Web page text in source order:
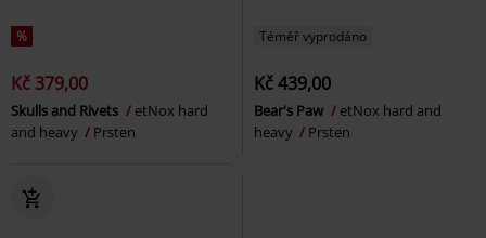
%
Kč 379,00
Skulls and Rivets
etNox hard
and heavy
Prsten
Téměř vyprodáno
Kč 439,00
Bear's Paw
etNox hard and
heavy
Prsten